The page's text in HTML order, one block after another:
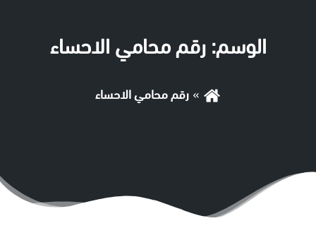
الوسم:رقم محامي الاحساء
رقم محامي الاحساء